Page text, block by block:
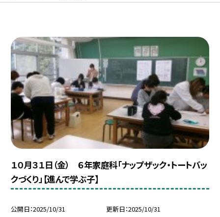
１０月３１日（金） ６年家庭科「ナップザック・トートバッ
クづくり」【進んで学ぶ子】
公開日 2025/10/31 更新日 2025/10/31